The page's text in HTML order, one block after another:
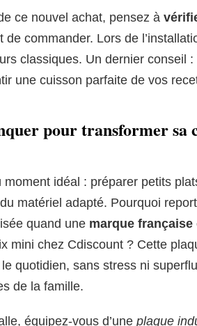
ce nouvel achat, pensez à
commander. Lors de
classiques. Un dernier conseil
une cuisson parfaite de vos
pour transformer sa
idéal : préparer petits
matériel adapté. Pourquoi
quand une marque française
mini chez Cdiscount ? Cette
quotidien, sans stress ni
de la famille.
équipez-vous d’une plaque